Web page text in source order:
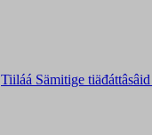
Tiiláá Sämitige